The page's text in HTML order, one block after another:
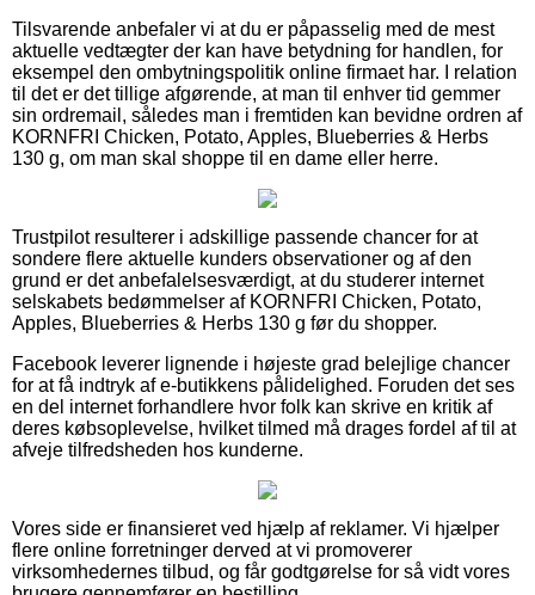
Tilsvarende anbefaler vi at du er påpasselig med de mest
aktuelle vedtægter der kan have betydning for handlen, for
eksempel den ombytningspolitik online firmaet har. I relation
til det er det tillige afgørende, at man til enhver tid gemmer
sin ordremail, således man i fremtiden kan bevidne ordren af
KORNFRI Chicken, Potato, Apples, Blueberries & Herbs
130 g, om man skal shoppe til en dame eller herre.
Trustpilot resulterer i adskillige passende chancer for at
sondere flere aktuelle kunders observationer og af den
grund er det anbefalelsesværdigt, at du studerer internet
selskabets bedømmelser af KORNFRI Chicken, Potato,
Apples, Blueberries & Herbs 130 g før du shopper.
Facebook leverer lignende i højeste grad belejlige chancer
for at få indtryk af e-butikkens pålidelighed. Foruden det ses
en del internet forhandlere hvor folk kan skrive en kritik af
deres købsoplevelse, hvilket tilmed må drages fordel af til at
afveje tilfredsheden hos kunderne.
Vores side er finansieret ved hjælp af reklamer. Vi hjælper
flere online forretninger derved at vi promoverer
virksomhedernes tilbud, og får godtgørelse for så vidt vores